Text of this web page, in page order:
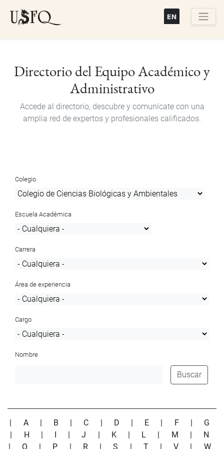
Directorio del Equipo Académico y
Administrativo
Accede al directorio, descubre y comunícate con una
amplia red de expertos y profesionales calificados.
Colegio
Escuela Académica
Carrera
Área de experiencia
Cargo
Nombre
Buscar
| A | B | C | D | E | F | G
| H | I |J | K | L | M | N
| O | P | R |S | T |V | W